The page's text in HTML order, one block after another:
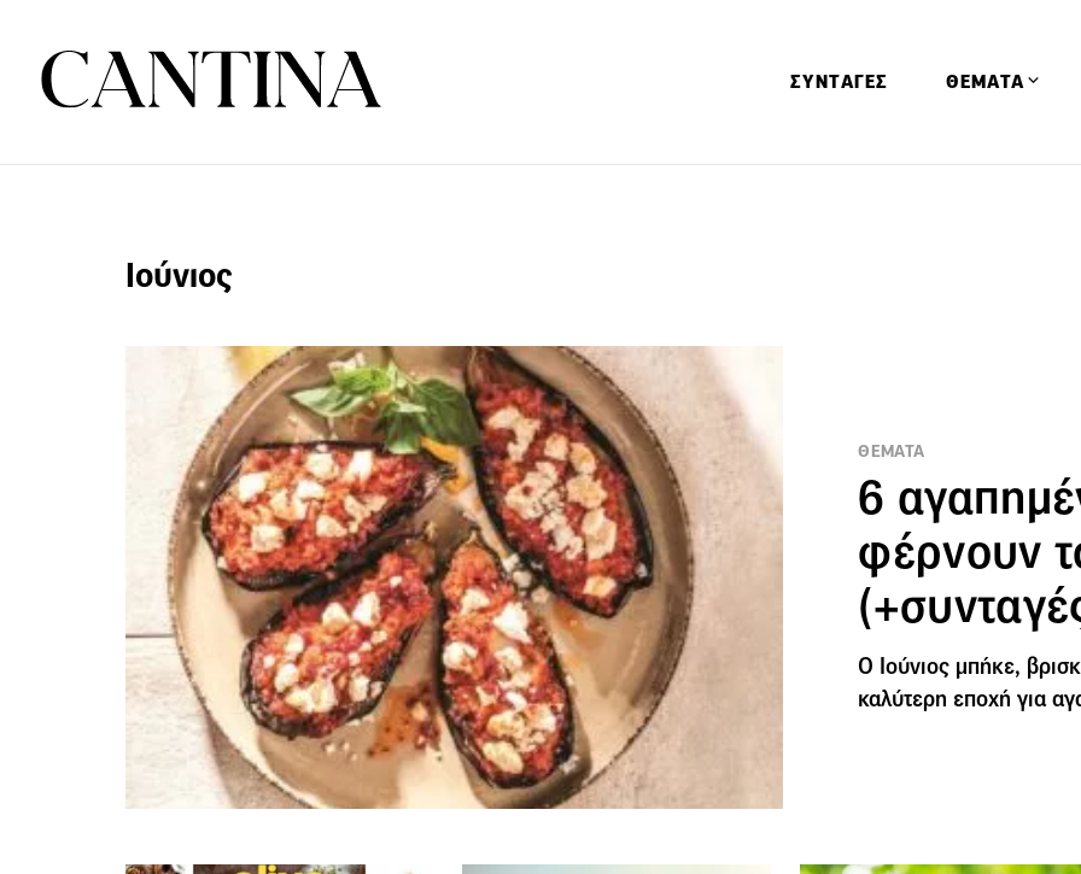
ΣΥΝΤΑΓΕΣ ΘΕΜΑΤΑ
Ιούνιος
ΘΕΜΑΤΑ
6
φέρνουν
Ο Ιούνιος μπήκε,
καλύτερη εποχή για